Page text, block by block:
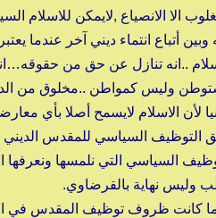
الا الانصياع ,لايمكن للاسلام
وبين أتباع انتماء ديني آخر عندما
..انه تنازل عن حق من
وليس كمواطن ..مخلوق من الدرجة
لأن الاسلام لايسمح أصلا بأي
التوظيف السياسي للمقدس
السياسي التي نلمسها
وليس نهاية بالقرضاوي.
كانت ظروف توظيف المقدس في